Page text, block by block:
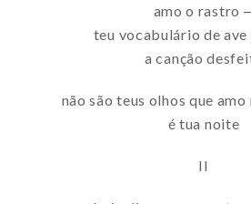
amo o rastro
teu vocabulário de
a canção
não são teus olhos que
é tua noite
II